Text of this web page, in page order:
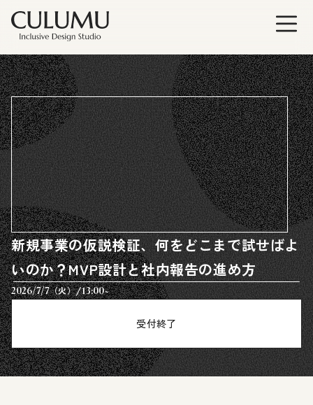
新規事業の仮説検証、何をどこまで試せばよ
いのか？MVP設計と社内報告の進め方
2026/7/7（火）/13:00~
受付終了